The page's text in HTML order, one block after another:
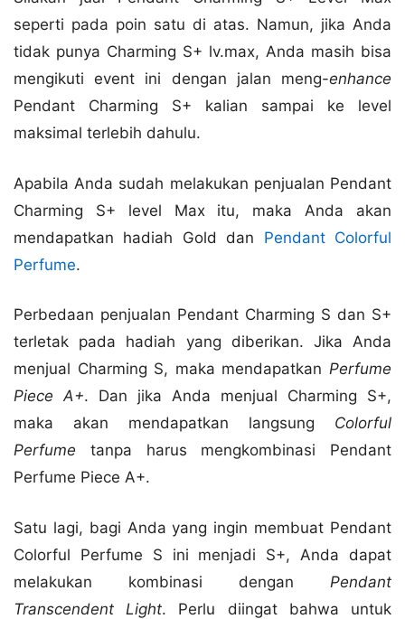
seperti pada poin satu di atas. Namun, jika Anda
tidak punya Charming S+ lv.max, Anda masih bisa
mengikuti event ini dengan jalan meng-enhance
Pendant Charming S+ kalian sampai ke level
maksimal terlebih dahulu.
Apabila Anda sudah melakukan penjualan Pendant
Charming S+ level Max itu, maka Anda akan
mendapatkan hadiah Gold dan Pendant Colorful
Perfume.
Perbedaan penjualan Pendant Charming S dan S+
terletak pada hadiah yang diberikan. Jika Anda
menjual Charming S, maka mendapatkan Perfume
Piece A+. Dan jika Anda menjual Charming S+,
maka akan mendapatkan langsung Colorful
Perfume tanpa harus mengkombinasi Pendant
Perfume Piece A+.
Satu lagi, bagi Anda yang ingin membuat Pendant
Colorful Perfume S ini menjadi S+, Anda dapat
melakukan kombinasi dengan Pendant
Transcendent Light. Perlu diingat bahwa untuk